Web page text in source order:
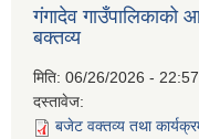
गंगादेव गाउँपालिकाको
बक्तव्य
मिति: 06/26/2026 - 22:57
दस्तावेज:
बजेट वक्तव्य तथा